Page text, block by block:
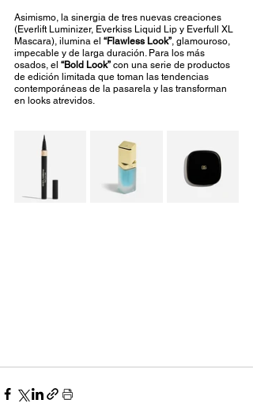
Asimismo, la sinergia de tres nuevas creaciones
(Everlift Luminizer, Everkiss Liquid Lip y Everfull XL
Mascara), ilumina el “Flawless Look”, glamouroso,
impecable y de larga duración. Para los más
osados, el “Bold Look” con una serie de productos
de edición limitada que toman las tendencias
contemporáneas de la pasarela y las transforman
en looks atrevidos.